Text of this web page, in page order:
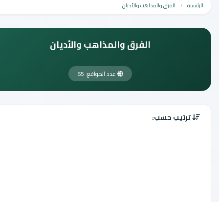
الرئيسية الفرق والمذاهب والأديان
الفرق والمذاهب والأديان
عدد المواقع: 65
ترتيب حسب: